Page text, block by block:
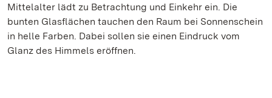
Mittelalter lädt zu Betrachtung und Einkehr ein. Die
bunten Glasflächen tauchen den Raum bei Sonnenschein
in helle Farben. Dabei sollen sie einen Eindruck vom
Glanz des Himmels eröffnen.